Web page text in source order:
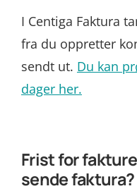
I Centiga Faktura
fra du oppretter
sendt ut. Du kan
dager her.
Frist for
sende faktura?